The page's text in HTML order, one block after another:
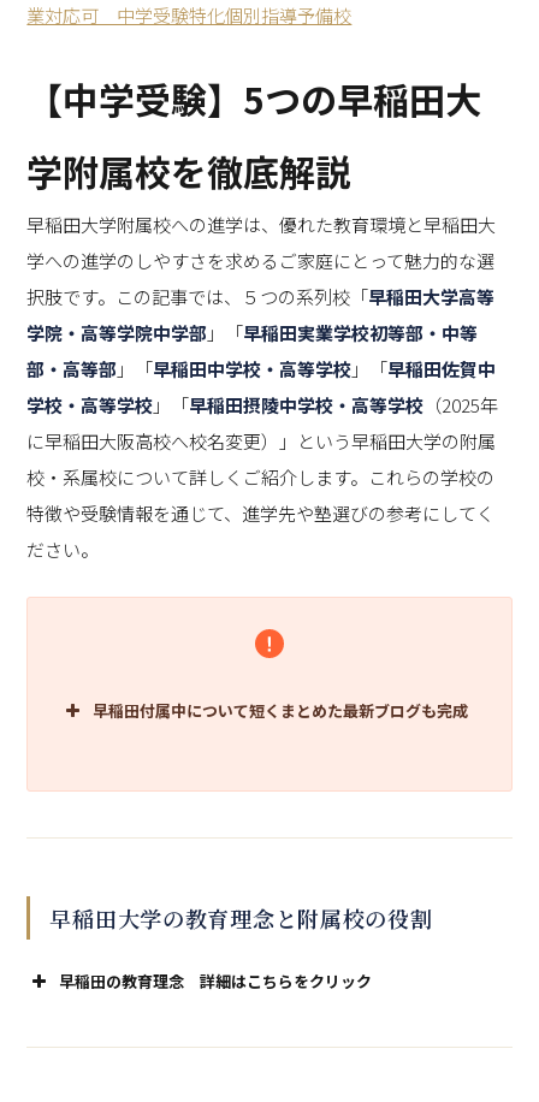
業対応可 中学受験特化個別指導予備校
【中学受験】5つの早稲田大
学附属校を徹底解説
早稲田大学附属校への進学は、優れた教育環境と早稲田大
学への進学のしやすさを求めるご家庭にとって魅力的な選
択肢です。この記事では、５つの系列校「早稲田大学高等
学院・高等学院中学部 」「早稲田実業学校初等部・中等
部・高等部 」「早稲田中学校・高等学校」「早稲田佐賀中
学校・高等学校」「早稲田摂陵中学校・高等学校 （2025年
に早稲田大阪高校へ校名変更）」という早稲田大学の附属
校・系属校について詳しくご紹介します。これらの学校の
特徴や受験情報を通じて、進学先や塾選びの参考にしてく
ださい。
早稲田付属中について短くまとめた最新ブログも完成
早稲田大学の教育理念と附属校の役割
早稲田の教育理念 詳細はこちらをクリック